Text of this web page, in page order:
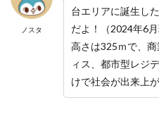
ノスタ
台エリアに誕生した
だよ！（2024年6月
高さは325ｍで、
ィス、都市型レジ
けで社会が出来上